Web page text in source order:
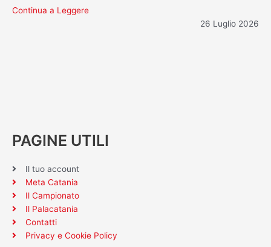
Continua a Leggere
26 Luglio 2026
PAGINE UTILI
Il tuo account
Meta Catania
Il Campionato
Il Palacatania
Contatti
Privacy e Cookie Policy